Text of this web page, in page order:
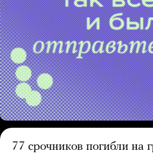
77 срочников погибли на